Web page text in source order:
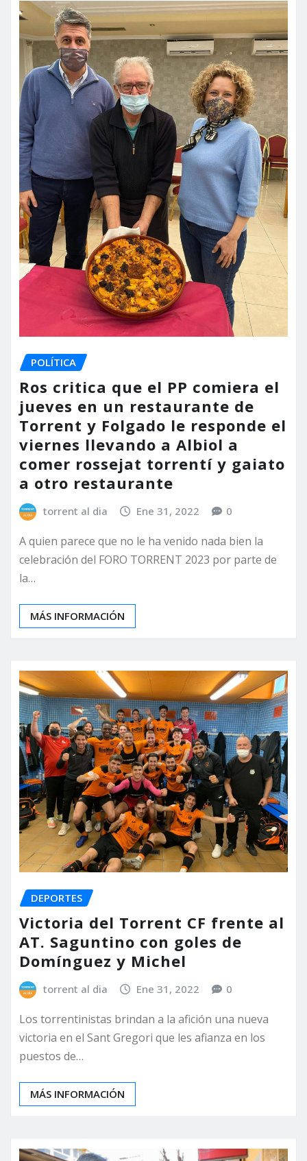
POLÍTICA
Ros critica que el PP comiera el
jueves en un restaurante de
Torrent y Folgado le responde el
viernes llevando a Albiol a
comer rossejat torrentí y gaiato
a otro restaurante
torrent al dia Ene 31, 2022 0
A quien parece que no le ha venido nada bien la
celebración del FORO TORRENT 2023 por parte de
la…
MÁS INFORMACIÓN
DEPORTES
Victoria del Torrent CF frente al
AT. Saguntino con goles de
Domínguez y Michel
torrent al dia Ene 31, 2022 0
Los torrentinistas brindan a la afición una nueva
victoria en el Sant Gregori que les afianza en los
puestos de…
MÁS INFORMACIÓN